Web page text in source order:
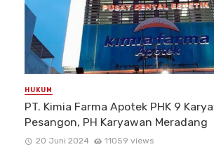
HUKUM
PT. Kimia Farma Apotek PHK 9
Pesangon, PH Karyawan Meradang
20 Juni 2024 11059 views